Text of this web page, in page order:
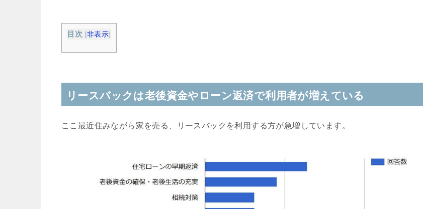
目次 [非表示]
リースバックは老後資金やローン返済で利用者が増えている
ここ最近住みながら家を売る、リースバックを利用する方が急増しています。